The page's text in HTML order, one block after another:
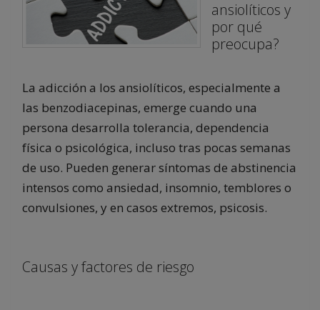
ansiolíticos y
por qué
preocupa?
La adicción a los ansiolíticos, especialmente a
las benzodiacepinas, emerge cuando una
persona desarrolla tolerancia, dependencia
física o psicológica, incluso tras pocas semanas
de uso. Pueden generar síntomas de abstinencia
intensos como ansiedad, insomnio, temblores o
convulsiones, y en casos extremos, psicosis.
Causas y factores de riesgo